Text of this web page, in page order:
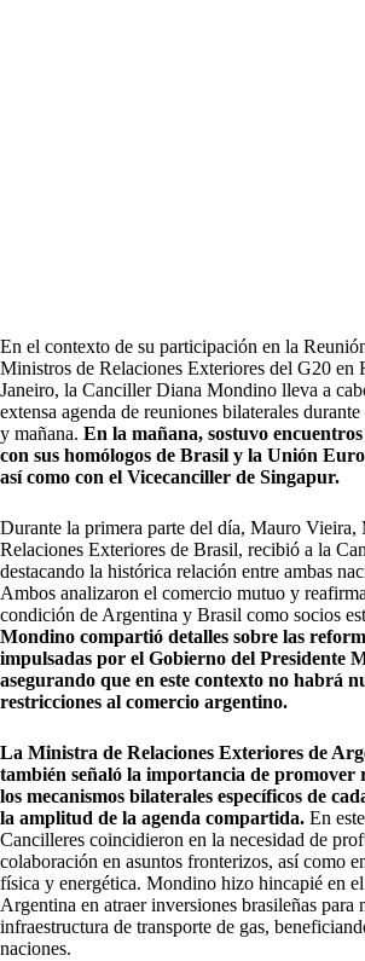
En el contexto de su participación en la
Ministros de Relaciones Exteriores del G20 en
Janeiro, la Canciller Diana Mondino lleva a
extensa agenda de reuniones bilaterales
y mañana. En la mañana, sostuvo
con sus homólogos de Brasil y la Unión
así como con el Vicecanciller de Singapur.
Durante la primera parte del día, Mauro Vieira,
Relaciones Exteriores de Brasil, recibió a la
destacando la histórica relación entre ambas
Ambos analizaron el comercio mutuo y
condición de Argentina y Brasil como socios
Mondino compartió detalles sobre las
impulsadas por el Gobierno del Presidente
asegurando que en este contexto no habrá
restricciones al comercio argentino.
La Ministra de Relaciones Exteriores de
también señaló la importancia de promover
los mecanismos bilaterales específicos de
la amplitud de la agenda compartida. En
Cancilleres coincidieron en la necesidad de
colaboración en asuntos fronterizos, así como
física y energética. Mondino hizo hincapié en
Argentina en atraer inversiones brasileñas para
infraestructura de transporte de gas,
naciones.